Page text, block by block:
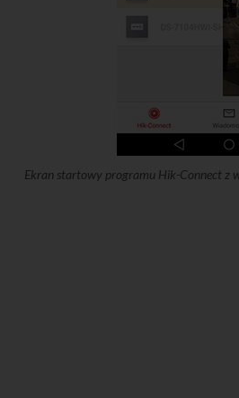
Ekran startowy programu Hik-Connect z